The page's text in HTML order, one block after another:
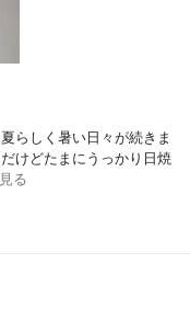
らしく暑い日々が続きま
けどたまにうっかり日焼
る